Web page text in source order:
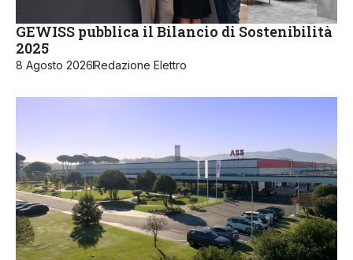
GEWISS pubblica il Bilancio di Sostenibilità
2025
8 Agosto 2026Redazione Elettro